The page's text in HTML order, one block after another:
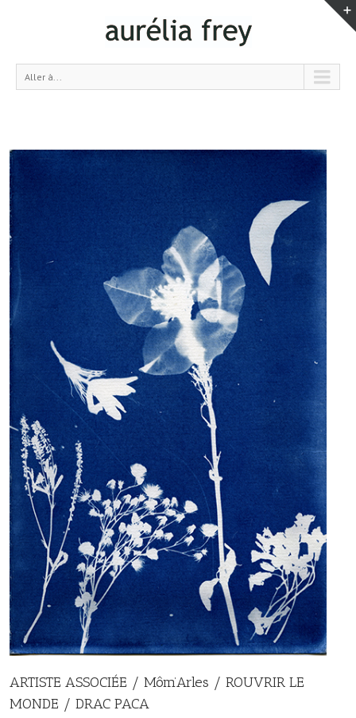
Aller à...
ARTISTE ASSOCIÉE / Môm’Arles / ROUVRIR LE
MONDE / DRAC PACA